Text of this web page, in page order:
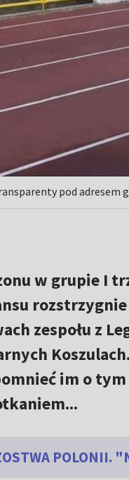
pod
w grupie I
zespołu z
im o
POLONII.